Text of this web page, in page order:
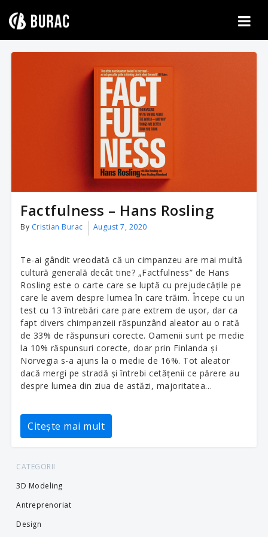
content
Factfulness – Hans Rosling
By Cristian Burac August 7, 2020
Te-ai gândit vreodată că un cimpanzeu are mai multă
cultură generală decât tine? „Factfulness” de Hans
Rosling este o carte care se luptă cu prejudecățile pe
care le avem despre lumea în care trăim. Începe cu un
test cu 13 întrebări care pare extrem de ușor, dar ca
fapt divers chimpanzeii răspunzând aleator au o rată
de 33% de răspunsuri corecte. Oamenii sunt pe medie
la 10% răspunsuri corecte, doar prin Finlanda și
Norvegia s-a ajuns la o medie de 16%. Tot aleator
dacă mergi pe stradă și întrebi cetățenii ce părere au
despre lumea din ziua de astăzi, majoritatea…
Citește mai mult
CATEGORII
3D Modeling
Antreprenoriat
Design